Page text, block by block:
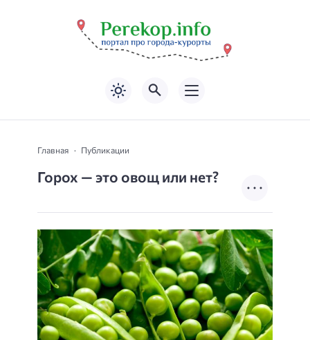
Главная Публикации
Горох — это овощ или нет?